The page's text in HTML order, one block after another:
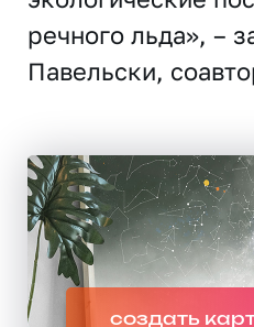
речного льда», –
Павельски,
создать